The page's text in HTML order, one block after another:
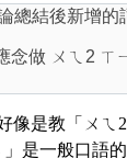
總結後新增的
念做 ㄨㄟ2 ㄒ
像是教「ㄨㄟ
是一般口語